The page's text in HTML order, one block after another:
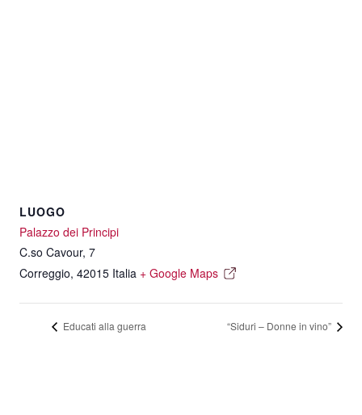
LUOGO
Palazzo dei Principi
C.so Cavour, 7
Correggio, 42015 Italia + Google Maps
Educati alla guerra “Siduri – Donne in vino”